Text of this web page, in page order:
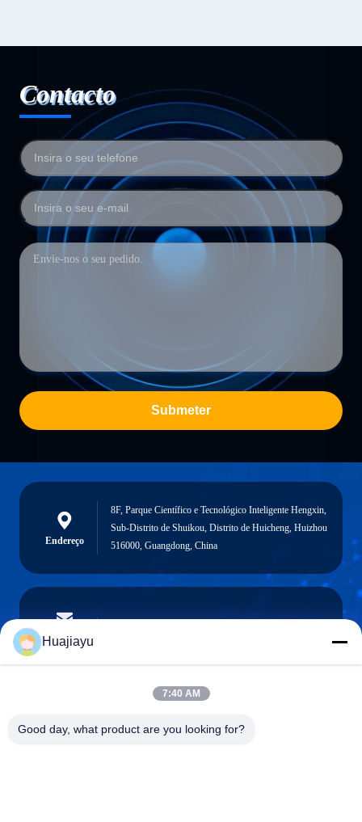
Contacto
Submeter
Endereço
8F, Parque Científico e Tecnológico Inteligente Hengxin,
Sub-Distrito de Shuikou, Distrito de Huicheng, Huizhou
516000, Guangdong, China
E-mail
Telefone
Huajiayu
7:40 AM
Good day, what product are you looking for?